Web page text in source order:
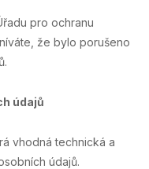
pro ochranu
že bylo porušeno
údajů
vhodná technická a
údajů.